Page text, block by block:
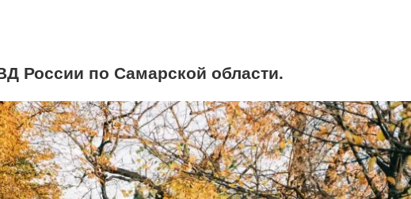
России по Самарской области.